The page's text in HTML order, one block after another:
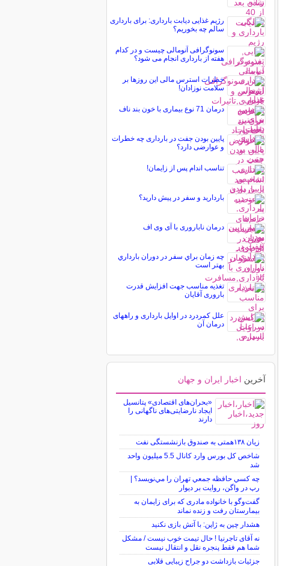
رژیم غذایی دیابت بارداری: برای بارداری
سالم چه بخوریم؟
سونوگرافی آنومالی چیست و در کدام
هفته از بارداری انجام می شود؟
خطرات استرس مالی این روزها بر
سلامت نوزادان!
درمان 71 نوع بیماری با خون بند ناف
پایین بودن جفت در بارداری چه خطرات
و عوارضی دارد؟
تناسب اندام پس از زایمان!
بارداريد و سفر در پيش داريد؟
درمان ناباروری با آی وی اف
چه زمان براي سفر در دوران بارداري
بهتر است
تغذیه مناسب جهت افزایش قدرت
باروری آقایان
علل کمردرد در اوایل بارداری و راههای
درمان آن
آخرین اخبار ایران و جهان
«بحران‌های اقتصادی» پتانسیل
ایجاد نارضایتی‌های ناگهانی را
دارند
زیان ۱۳۸همتی به صندوق بازنشستگی نفت
شاخص کل بورس وارد کانال 5.5 میلیون واحد
شد
چه كسي حافظه جمعي تهران را مي‌نويسد؟ |
رپ در واگن، روايت بر ديوار
گفت‌وگو با خانواده مادری که برای زایمان به
بیمارستان رفت و زنده نماند
هشدار چین به ژاپن: با آتش بازی نکنید
نه آقای تاجرنیا ! حال تیمت خوب نیست / مشکل
شما هم فقط پنجره نقل و انتقال نیست
جزئیات بازداشت دو جراح زیبایی قلابی